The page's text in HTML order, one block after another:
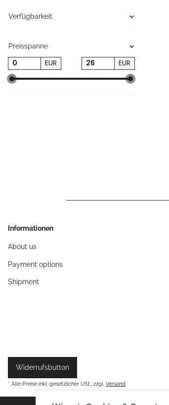
Verfügbarkeit
Preisspanne
EUR EUR
Informationen
About us
Payment options
Shipment
Widerrufsbutton
* Alle Preise inkl. gesetzlicher USt., zzgl. Versand